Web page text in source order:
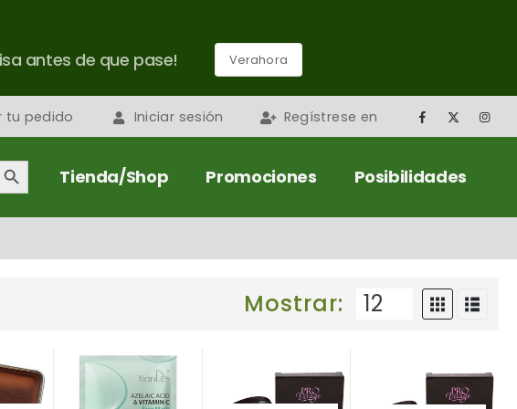
antes de que pase! Verahora
tu pedido Iniciar sesión Regístrese en
de búsqueda
Tienda/Shop Promociones Posibilidades
Mostrar: